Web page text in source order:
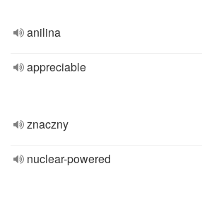
anilina
appreciable
znaczny
nuclear-powered